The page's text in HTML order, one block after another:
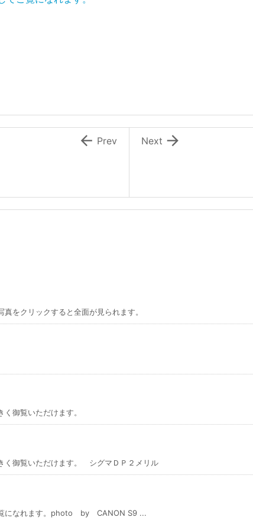

Next
 Prev
をクリックすると全面が見られます。
御覧いただけます。
く御覧いただけます。 シグマＤＰ２メリル
覧になれます。photo by CANON S9 ...